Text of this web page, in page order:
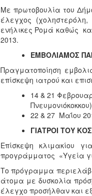
Με πρωτοβουλία του
έλεγχος
ενήλικες Ρομά καθώς
2013.
ΕΜΒΟΛΙΑΜΟΣ
Πραγματοποίηση
επίσκεψη ιατρού και
14 & 21
22 & 27 Μαΐου
ΓΙΑΤΡΟΙ ΤΟΥ
Επίσκεψη κλιμακίου
προγράμματος «Υγεία
Το πρόγραμμα
άτομα με δυσκολία
έλεγχο προσήλθαν και